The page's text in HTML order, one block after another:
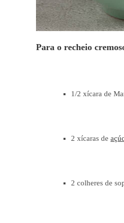
Para o recheio
1/2 xícara de
2 xícaras de
2 colheres de